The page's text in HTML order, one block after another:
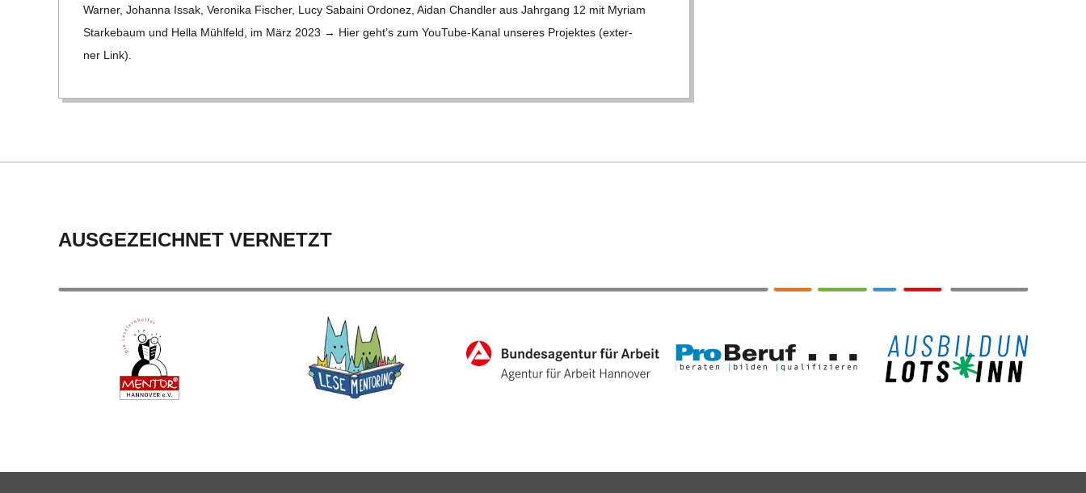
War­ner, Johanna Issak, Vero­nika Fischer, Lucy Sabaini Ordo­nez, Aidan Chand­ler aus Jahr­gang 12 mit Myriam
Star­ke­baum und Hella Mühl­feld, im März 2023 → Hier geht’s zum You­­Tube-Kanal unse­res Pro­jek­tes (exter­
ner Link).
AUSGEZEICHNET VERNETZT